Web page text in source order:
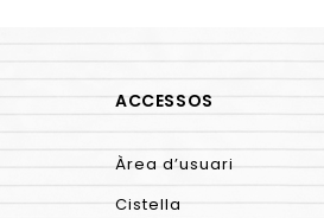
ACCESSOS
Àrea d’usuari
Cistella